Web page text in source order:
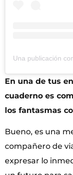
En una de tus
cuaderno es
los fantasmas
Bueno, es una
compañero de
expresar lo